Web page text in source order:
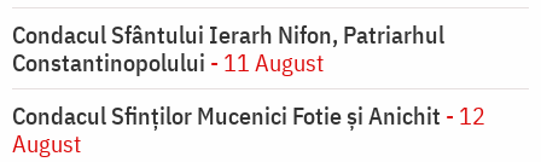
Condacul Sfântului Ierarh Nifon, Patriarhul
Constantinopolului - 11 August
Condacul Sfinţilor Mucenici Fotie şi Anichit - 12
August